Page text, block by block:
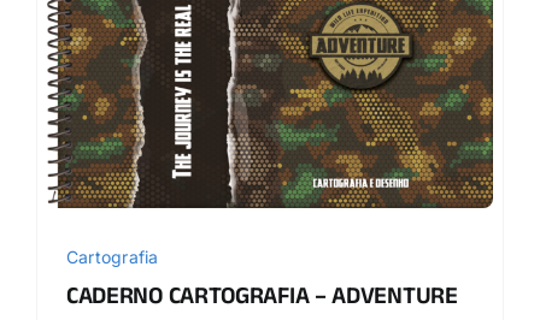
Cartografia
CADERNO CARTOGRAFIA – ADVENTURE